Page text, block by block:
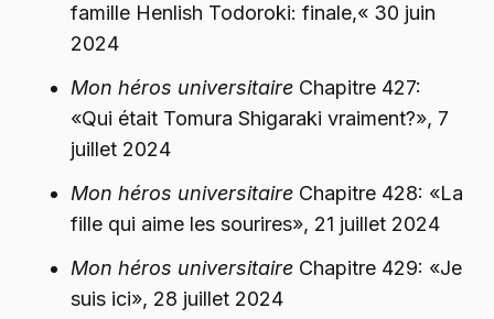
famille Henlish Todoroki: finale,« 30 juin
2024
Mon héros universitaire Chapitre 427:
«Qui était Tomura Shigaraki vraiment?», 7
juillet 2024
Mon héros universitaire Chapitre 428: «La
fille qui aime les sourires», 21 juillet 2024
Mon héros universitaire Chapitre 429: «Je
suis ici», 28 juillet 2024